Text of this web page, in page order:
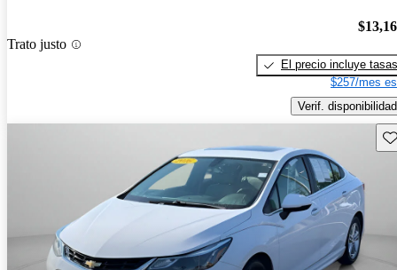
Trato justo
El precio incluye tasas
$257/mes
Verif. disponibilidad